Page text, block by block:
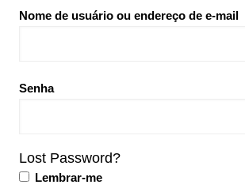
Nome de usuário ou endereço de e-mail
Senha
Lost Password?
Lembrar-me